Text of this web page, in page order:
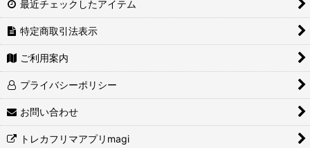
最近チェックしたアイテム
特定商取引法表示
ご利用案内
プライバシーポリシー
お問い合わせ
トレカフリマアプリmagi